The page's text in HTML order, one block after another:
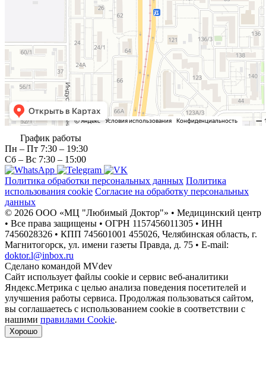
График работы
Пн – Пт 7:30 – 19:30
Сб – Вс 7:30 – 15:00
Политика обработки персональных данных Политика
использования cookie Согласие на обработку персональных
данных
© 2026 ООО «МЦ "Любимый Доктор"» • Медицинский центр
• Все права защищены • ОГРН 1157456011305 • ИНН
7456028326 • КПП 745601001 455026, Челябинская область, г.
Магнитогорск, ул. имени газеты Правда, д. 75 • E-mail:
doktor.l@inbox.ru
Сделано командой MVdev
Сайт использует файлы cookie и сервис веб-аналитики
Яндекс.Метрика с целью анализа поведения посетителей и
улучшения работы сервиса. Продолжая пользоваться сайтом,
вы соглашаетесь с использованием cookie в соответствии с
нашими правилами Cookie.
Хорошо